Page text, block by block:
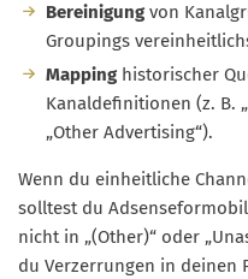
Bereinigungvon
Groupings
Mappinghistorischer
Kanaldefinitionen (z. B.
„Other Advertising“).
Wenn du einheitliche
solltest du
nicht in „(Other)“ oder
du Verzerrungen in deinen